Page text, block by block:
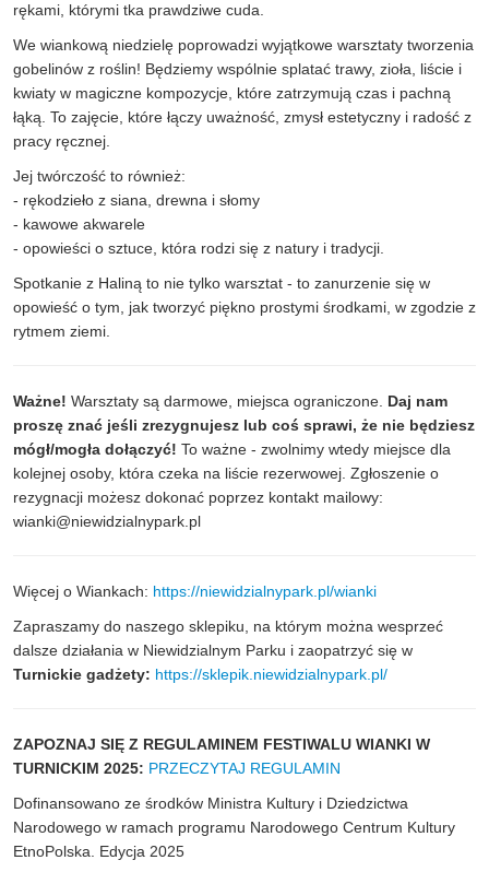
rękami, którymi tka prawdziwe cuda.
We wiankową niedzielę poprowadzi wyjątkowe warsztaty tworzenia
gobelinów z roślin! Będziemy wspólnie splatać trawy, zioła, liście i
kwiaty w magiczne kompozycje, które zatrzymują czas i pachną
łąką. To zajęcie, które łączy uważność, zmysł estetyczny i radość z
pracy ręcznej.
Jej twórczość to również:
- rękodzieło z siana, drewna i słomy
- kawowe akwarele
- opowieści o sztuce, która rodzi się z natury i tradycji.
Spotkanie z Haliną to nie tylko warsztat - to zanurzenie się w
opowieść o tym, jak tworzyć piękno prostymi środkami, w zgodzie z
rytmem ziemi.
Ważne! Warsztaty są darmowe, miejsca ograniczone. Daj nam
proszę znać jeśli zrezygnujesz lub coś sprawi, że nie będziesz
mógł/mogła dołączyć! To ważne - zwolnimy wtedy miejsce dla
kolejnej osoby, która czeka na liście rezerwowej. Zgłoszenie o
rezygnacji możesz dokonać poprzez kontakt mailowy:
wianki@niewidzialnypark.pl
Więcej o Wiankach: https://niewidzialnypark.pl/wianki
Zapraszamy do naszego sklepiku, na którym można wesprzeć
dalsze działania w Niewidzialnym Parku i zaopatrzyć się w
Turnickie gadżety: https://sklepik.niewidzialnypark.pl/
ZAPOZNAJ SIĘ Z REGULAMINEM FESTIWALU WIANKI W
TURNICKIM 2025: PRZECZYTAJ REGULAMIN
Dofinansowano ze środków Ministra Kultury i Dziedzictwa
Narodowego w ramach programu Narodowego Centrum Kultury
EtnoPolska. Edycja 2025